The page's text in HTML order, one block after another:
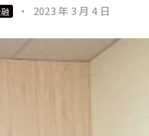
· 2023 年 3 月 4 日